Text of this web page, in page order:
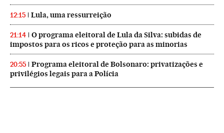
12:15 Lula, uma ressurreição
21:14
O programa eleitoral de Lula da Silva: subidas de
impostos para os ricos e proteção para as minorias
20:55
Programa eleitoral de Bolsonaro: privatizações e
privilégios legais para a Polícia